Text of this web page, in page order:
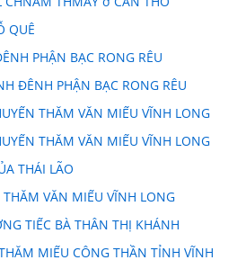
QUÊ
PHẬN BẠC RONG RÊU
ĐÊNH PHẬN BẠC RONG RÊU
THĂM VĂN MIẾU VĨNH LONG
THĂM VĂN MIẾU VĨNH LONG
THÁI LÃO
VĂN MIẾU VĨNH LONG
TIẾC BÀ THÂN THỊ KHÁNH
MIẾU CÔNG THẦN TỈNH VĨNH